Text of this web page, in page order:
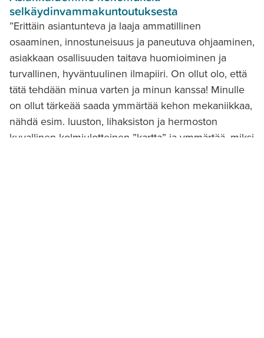
selkäydinvammakuntoutuksesta
”Erittäin asiantunteva ja laaja ammatillinen
osaaminen, innostuneisuus ja paneutuva ohjaaminen,
asiakkaan osallisuuden taitava huomioiminen ja
turvallinen, hyväntuulinen ilmapiiri. On ollut olo, että
tätä tehdään minua varten ja minun kanssa! Minulle
on ollut tärkeää saada ymmärtää kehon mekaniikkaa,
nähdä esim. luuston, lihaksiston ja hermoston
kuvallinen kolmiulotteinen ”kartta” ja ymmärtää, miksi